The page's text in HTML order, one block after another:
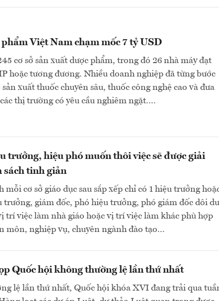
Việt Nam chạm mốc 7 tỷ USD
cơ sở sản xuất dược phẩm, trong đó 26 nhà máy đạt
hoặc tương đương. Nhiều doanh nghiệp đã từng bước
xuất thuốc chuyên sâu, thuốc công nghệ cao và đưa
thị trường có yêu cầu nghiêm ngặt....
trưởng, hiệu phó muốn thôi việc sẽ được giải
sách tinh giản
mỗi cơ sở giáo dục sau sắp xếp chỉ có 1 hiệu trưởng
trưởng, giám đốc, phó hiệu trưởng, phó giám đốc dôi dư
trí việc làm nhà giáo hoặc vị trí việc làm khác phù hợp
môn, nghiệp vụ, chuyên ngành đào tạo...
Quốc hội không thường lệ lần thứ nhất
lệ lần thứ nhất, Quốc hội khóa XVI đang trải qua